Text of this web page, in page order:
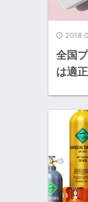
全国
は適